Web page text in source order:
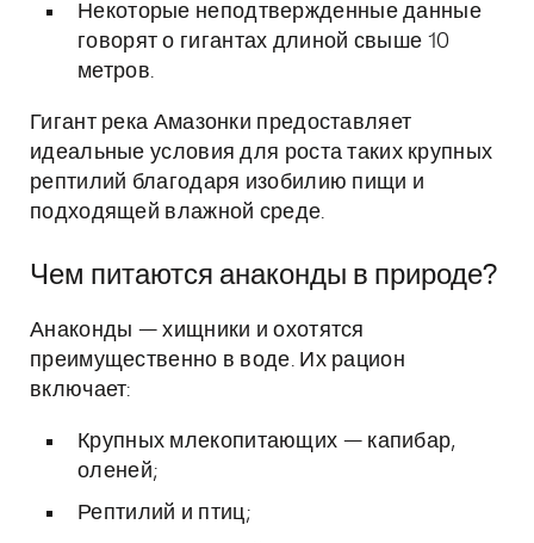
Некоторые неподтвержденные данные
говорят о гигантах длиной свыше 10
метров.
Гигант река Амазонки предоставляет
идеальные условия для роста таких крупных
рептилий благодаря изобилию пищи и
подходящей влажной среде.
Чем питаются анаконды в природе?
Анаконды — хищники и охотятся
преимущественно в воде. Их рацион
включает:
Крупных млекопитающих — капибар,
оленей;
Рептилий и птиц;